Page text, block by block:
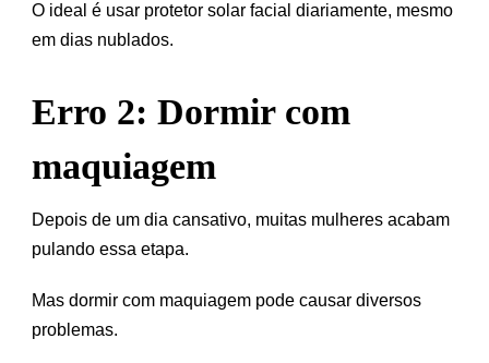
O ideal é usar protetor solar facial diariamente, mesmo
em dias nublados.
Erro 2: Dormir com
maquiagem
Depois de um dia cansativo, muitas mulheres acabam
pulando essa etapa.
Mas dormir com maquiagem pode causar diversos
problemas.